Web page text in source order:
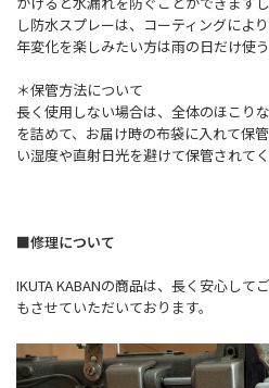
し防水スプレーは、コーティングによ
年変化を楽しみたい方は雨の日だけ使
＊保管方法について
長く使用しない場合は、全体のほこり
を詰めて、お届け時の布袋に入れて保
い湿度や直射日光を避けて保管されてく
■修理について
IKUTA KABANの商品は、長く安心して
もさせていただいております。